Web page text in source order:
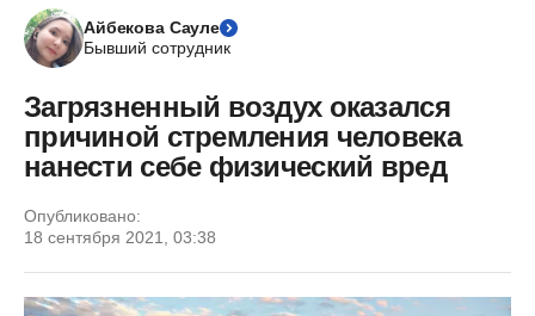
Айбекова Сауле
Бывший сотрудник
Загрязненный воздух оказался
причиной стремления человека
нанести себе физический вред
Опубликовано:
18 сентября 2021, 03:38